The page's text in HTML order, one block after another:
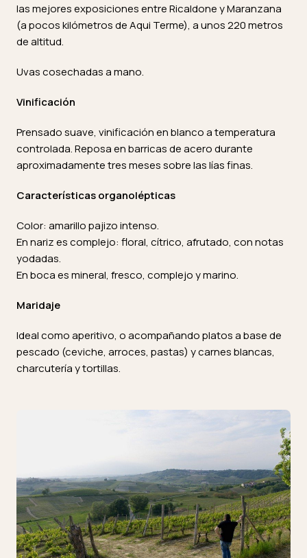
las mejores exposiciones entre Ricaldone y Maranzana
(a pocos kilómetros de Aqui Terme), a unos 220 metros
de altitud.
Uvas cosechadas a mano.
Vinificación
Prensado suave, vinificación en blanco a temperatura
controlada. Reposa en barricas de acero durante
aproximadamente tres meses sobre las lías finas.
Características organolépticas
Color: amarillo pajizo intenso.
En nariz es complejo: floral, cítrico, afrutado, con notas
yodadas.
En boca es mineral, fresco, complejo y marino.
Maridaje
Ideal como aperitivo, o acompañando platos a base de
pescado (ceviche, arroces, pastas) y carnes blancas,
charcutería y tortillas.